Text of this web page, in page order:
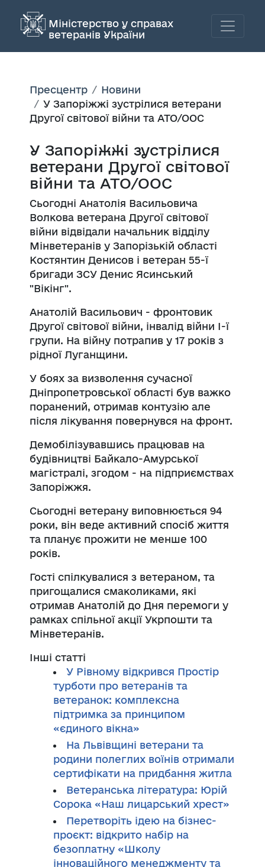
Міністерство у справах
ветеранів України
Пресцентр
Новини
У Запоріжжі зустрілися ветерани
Другої світової війни та АТО/ООС
У Запоріжжі зустрілися
ветерани Другої світової
війни та АТО/ООС
Сьогодні Анатолія Васильовича
Волкова ветерана Другої світової
війни відвідали начальник відділу
Мінветеранів у Запорізькій області
Костянтин Денисов і ветеран 55-ї
бригади ЗСУ Денис Ясинський
"Вікінг".
Анатолій Васильович - фронтовик
Другої світової війни, інвалід війни І-ї
групи. На війну потрапив у 17 років з
рідної Луганщини.
У боях за визволення сучасної
Дніпропетровської області був важко
поранений, отримав контузію але
після лікування повернувся на фронт.
Демобілізувавшись працював на
будівництві Байкало-Амурської
магістралі, згодом - на підприємствах
Запоріжжя.
Сьогодні ветерану виповнюється 94
роки, він веде активний спосіб життя
та планує прожити не менше 100
років.
Гості спілкувалися з ветераном, та
пригощалися смаколиками, які
отримав Анатолій до Дня перемоги у
рамках спільної акції Укрпошти та
Мінветеранів.
Інші статті
У Рівному відкрився Простір
турботи про ветеранів та
ветеранок: комплексна
підтримка за принципом
«єдиного вікна»
На Львівщині ветерани та
родини полеглих воїнів отримали
сертифікати на придбання житла
Ветеранська література: Юрій
Сорока «Наш лицарський хрест»
Перетворіть ідею на бізнес-
проєкт: відкрито набір на
безоплатну «Школу
інноваційного менеджменту та